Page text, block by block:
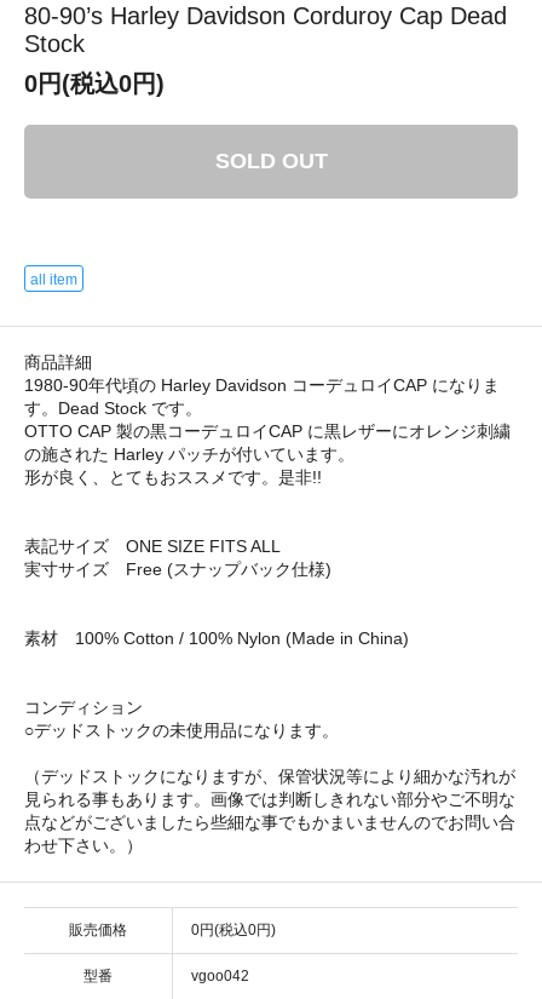
80-90’s Harley Davidson Corduroy Cap Dead
Stock
0円(税込0円)
SOLD OUT
all item
商品詳細
1980-90年代頃の Harley Davidson コーデュロイCAP になりま
す。Dead Stock です。
OTTO CAP 製の黒コーデュロイCAP に黒レザーにオレンジ刺繍
の施された Harley パッチが付いています。
形が良く、とてもおススメです。是非!!
表記サイズ ONE SIZE FITS ALL
実寸サイズ Free (スナップバック仕様)
素材 100% Cotton / 100% Nylon (Made in China)
コンディション
○デッドストックの未使用品になります。
（デッドストックになりますが、保管状況等により細かな汚れが
見られる事もあります。画像では判断しきれない部分やご不明な
点などがございましたら些細な事でもかまいませんのでお問い合
わせ下さい。）
販売価格 0円(税込0円)
型番 vgoo042